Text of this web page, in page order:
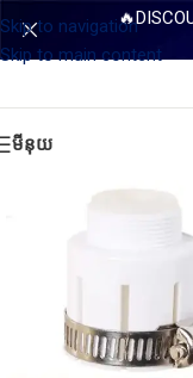
Skip to navigation
Skip to main content
មីនុយ